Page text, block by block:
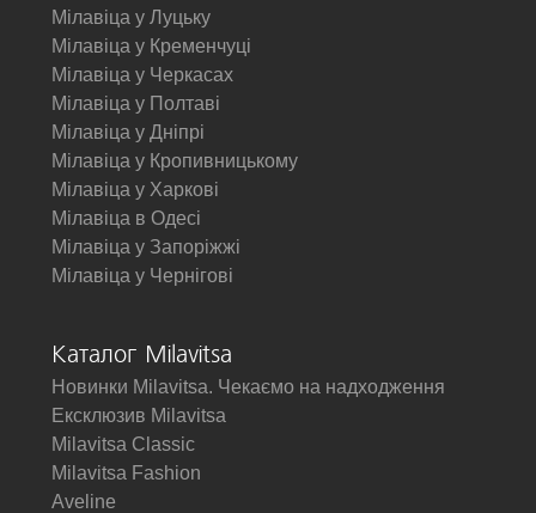
Мілавіца у Луцьку
Мілавіца у Кременчуці
Мілавіца у Черкасах
Мілавіца у Полтаві
Мілавіца у Дніпрі
Мілавіца у Кропивницькому
Мілавіца у Харкові
Мілавіца в Одесі
Мілавіца у Запоріжжі
Мілавіца у Чернігові
Каталог Milavitsa
Новинки Milavitsa. Чекаємо на надходження
Ексклюзив Milavitsa
Milavitsa Classic
Milavitsa Fashion
Aveline